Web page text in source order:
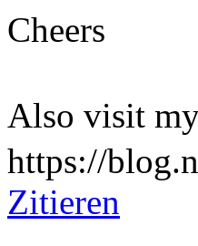
Cheers
Also visit
https://
Zitieren